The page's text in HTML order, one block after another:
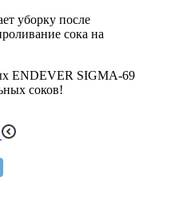
уборку после
сока на
ENDEVER SIGMA-69
соков!